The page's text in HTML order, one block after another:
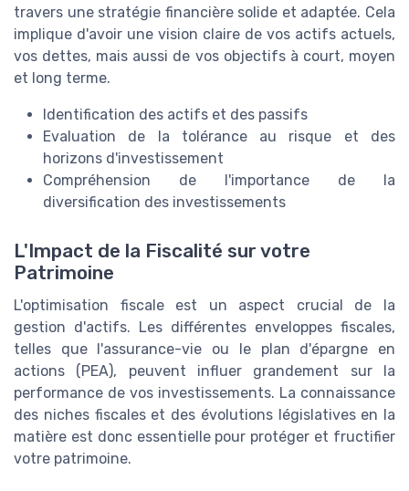
travers une stratégie financière solide et adaptée. Cela
implique d'avoir une vision claire de vos actifs actuels,
vos dettes, mais aussi de vos objectifs à court, moyen
et long terme.
Identification des actifs et des passifs
Evaluation de la tolérance au risque et des
horizons d'investissement
Compréhension de l'importance de la
diversification des investissements
L'Impact de la Fiscalité sur votre
Patrimoine
L'optimisation fiscale est un aspect crucial de la
gestion d'actifs. Les différentes enveloppes fiscales,
telles que l'assurance-vie ou le plan d'épargne en
actions (PEA), peuvent influer grandement sur la
performance de vos investissements. La connaissance
des niches fiscales et des évolutions législatives en la
matière est donc essentielle pour protéger et fructifier
votre patrimoine.